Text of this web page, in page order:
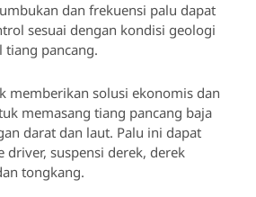
dan frekuensi palu dapat
sesuai dengan kondisi geologi
tiang pancang.
memberikan solusi ekonomis dan
memasang tiang pancang baja
darat dan laut. Palu ini dapat
driver, suspensi derek, derek
tongkang.